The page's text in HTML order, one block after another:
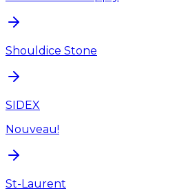
Shouldice Stone
SIDEX
Nouveau!
St-Laurent